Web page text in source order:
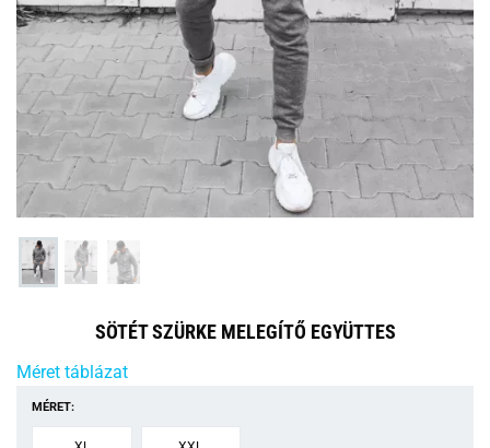
SÖTÉT SZÜRKE MELEGÍTŐ EGYÜTTES
Méret táblázat
MÉRET: